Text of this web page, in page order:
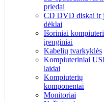
priedai
CD DVD diskai ir
dėklai
Išoriniai
įrenginiai
Kabelių tvarkyklės
Kompiuteriniai
laidai
Kompiuterių
komponentai
Monitoriai